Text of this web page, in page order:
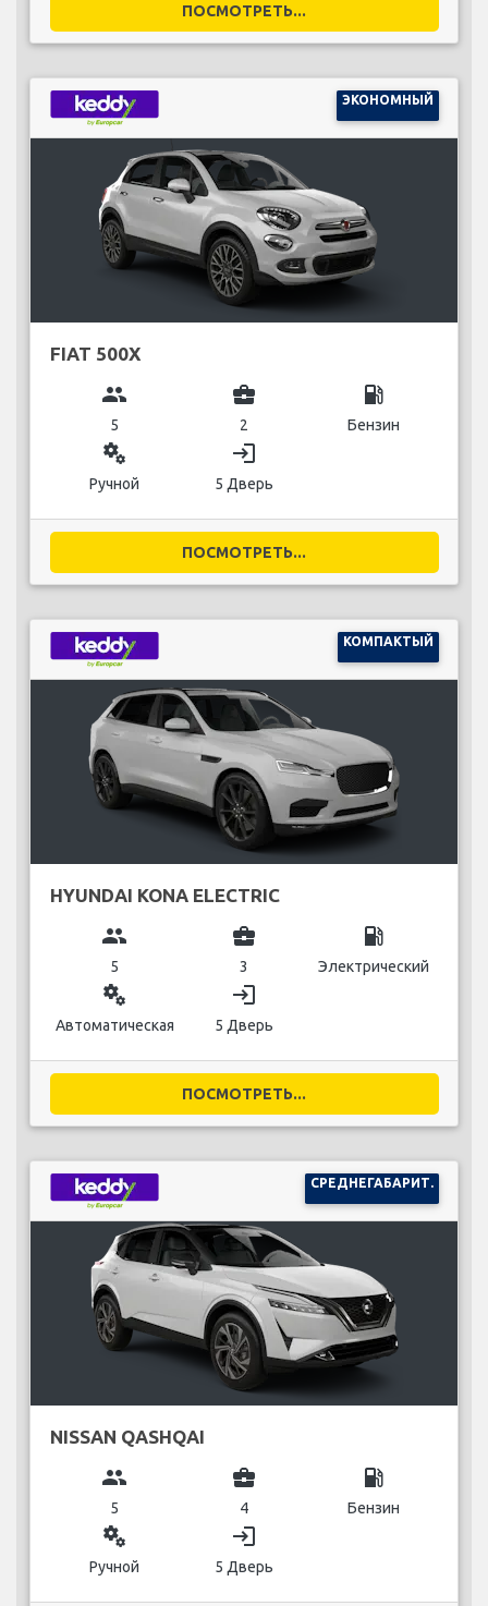
ПОСМОТРЕТЬ...
ЭКОНОМНЫЙ
FIAT 500X
group
5
business_center
2
local_gas_station
Бензин
miscellaneous_services
Ручной
login
5 Дверь
ПОСМОТРЕТЬ...
КОМПАКТЫЙ
HYUNDAI KONA ELECTRIC
group
5
business_center
3
local_gas_station
Электрический
miscellaneous_services
Автоматическая
login
5 Дверь
ПОСМОТРЕТЬ...
СРЕДНЕГАБАРИТ.
NISSAN QASHQAI
group
5
business_center
4
local_gas_station
Бензин
miscellaneous_services
Ручной
login
5 Дверь